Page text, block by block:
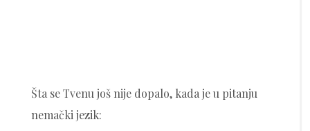
Šta se Tvenu još nije dopalo, kada je u pitanju
nemački jezik: